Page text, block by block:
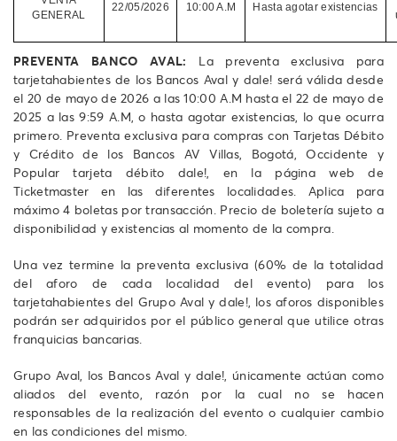
GENERAL
22/05/2026 10:00 A.M Hasta agotar existencias
PREVENTA BANCO AVAL: La preventa exclusiva para
tarjetahabientes de los Bancos Aval y dale! será válida desde
el 20 de mayo de 2026 a las 10:00 A.M hasta el 22 de mayo de
2025 a las 9:59 A.M, o hasta agotar existencias, lo que ocurra
primero. Preventa exclusiva para compras con Tarjetas Débito
y Crédito de los Bancos AV Villas, Bogotá, Occidente y
Popular tarjeta débito dale!, en la página web de
Ticketmaster en las diferentes localidades. Aplica para
máximo 4 boletas por transacción. Precio de boletería sujeto a
disponibilidad y existencias al momento de la compra.
Una vez termine la preventa exclusiva (60% de la totalidad
del aforo de cada localidad del evento) para los
tarjetahabientes del Grupo Aval y dale!, los aforos disponibles
podrán ser adquiridos por el público general que utilice otras
franquicias bancarias.
Grupo Aval, los Bancos Aval y dale!, únicamente actúan como
aliados del evento, razón por la cual no se hacen
responsables de la realización del evento o cualquier cambio
en las condiciones del mismo.